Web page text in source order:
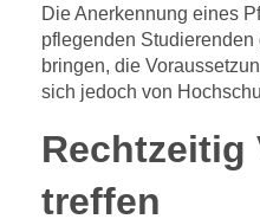
Die Anerkennung eines
pflegenden
bringen, die
sich jedoch von
Rechtzeitig
treffen